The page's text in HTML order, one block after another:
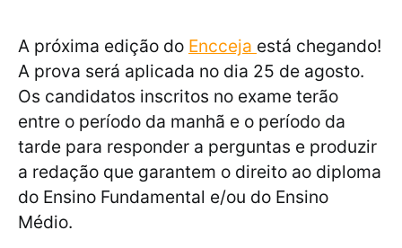
A próxima edição do Encceja está chegando!
A prova será aplicada no dia 25 de agosto.
Os candidatos inscritos no exame terão
entre o período da manhã e o período da
tarde para responder a perguntas e produzir
a redação que garantem o direito ao diploma
do Ensino Fundamental e/ou do Ensino
Médio.